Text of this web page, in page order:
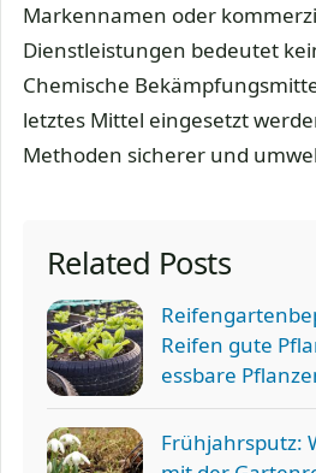
Markennamen oder
Dienstleistungen bedeutet
Chemische
letztes Mittel eingesetzt
Methoden sicherer und
Related Posts
Reifen gute
essbare
Frühjahrsputz: